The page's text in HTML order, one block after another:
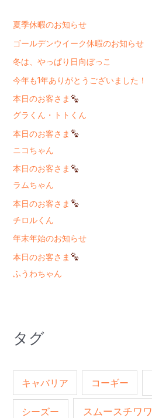
夏季休暇のお知らせ
ゴールデンウイーク休暇のお知らせ
冬は、やっぱり日向ぼっこ
今年も1年ありがとうございました！
本日のお客さま
グラくん・トトくん
本日のお客さま
ニコちゃん
本日のお客さま
ラムちゃん
本日のお客さま
チロルくん
年末年始のお知らせ
本日のお客さま
ふうわちゃん
タグ
キャバリア コーギー
シーズー スムースチワワ